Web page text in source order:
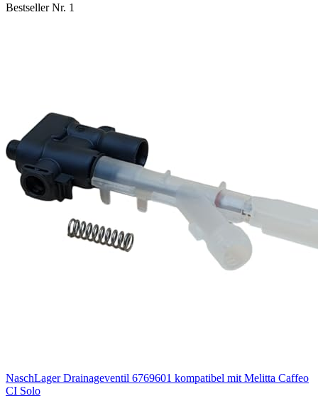
Bestseller Nr. 1
NaschLager Drainageventil 6769601 kompatibel mit Melitta Caffeo
CI Solo